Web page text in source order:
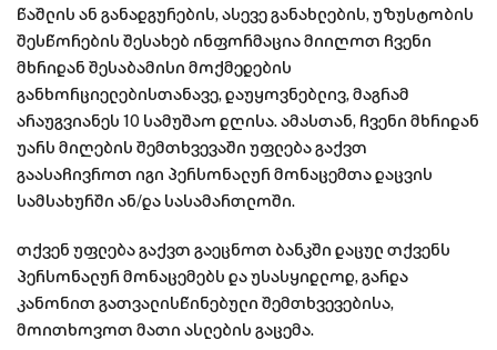
წაშლის ან განადგურების, ასევე განახლების, უზუსტობის
შესწორების შესახებ ინფორმაცია მიიღოთ ჩვენი
მხრიდან შესაბამისი მოქმედების
განხორციელებისთანავე, დაუყოვნებლივ, მაგრამ
არაუგვიანეს 10 სამუშაო დღისა. ამასთან, ჩვენი მხრიდან
უარს მიღების შემთხვევაში უფლება გაქვთ
გაასაჩივროთ იგი პერსონალურ მონაცემთა დაცვის
სამსახურში ან/და სასამართლოში.
თქვენ უფლება გაქვთ გაეცნოთ ბანკში დაცულ თქვენს
პერსონალურ მონაცემებს და უსასყიდლოდ, გარდა
კანონით გათვალისწინებული შემთხვევებისა,
მოითხოვოთ მათი ასლების გაცემა.